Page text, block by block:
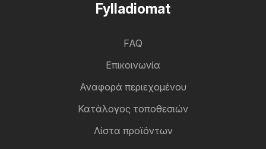
Fylladiomat
FAQ
Επικοινωνία
Αναφορά περιεχομένου
Κατάλογος τοποθεσιών
Λίστα προϊόντων